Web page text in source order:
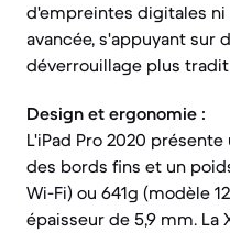
d'empreintes digitales ni
avancée, s'appuyant sur
déverrouillage plus
Design et ergonomie :
L'iPad Pro 2020
des bords fins et un
Wi-Fi) ou 641g (modèle
épaisseur de 5,9 mm. La